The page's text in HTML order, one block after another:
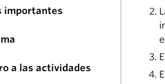
importantes
a las actividades